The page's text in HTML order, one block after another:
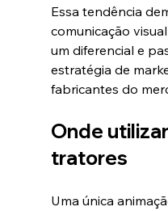
Essa tendência
comunicação
um diferencial e
estratégia de
fabricantes do
Onde
tratores
Uma única